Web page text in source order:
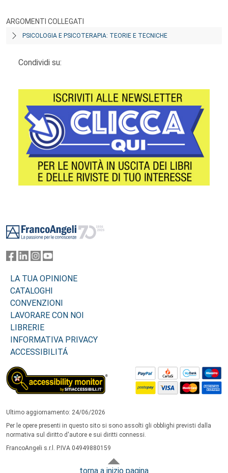
ARGOMENTI COLLEGATI
PSICOLOGIA E PSICOTERAPIA: TEORIE E TECNICHE
Condividi su:
LA TUA OPINIONE
CATALOGHI
CONVENZIONI
LAVORARE CON NOI
LIBRERIE
INFORMATIVA PRIVACY
ACCESSIBILITÁ
Ultimo aggiornamento: 24/06/2026
Per le opere presenti in questo sito si sono assolti gli obblighi previsti dalla
normativa sul diritto d'autore e sui diritti connessi.
FrancoAngeli s.r.l. P.IVA 04949880159
torna a inizio pagina